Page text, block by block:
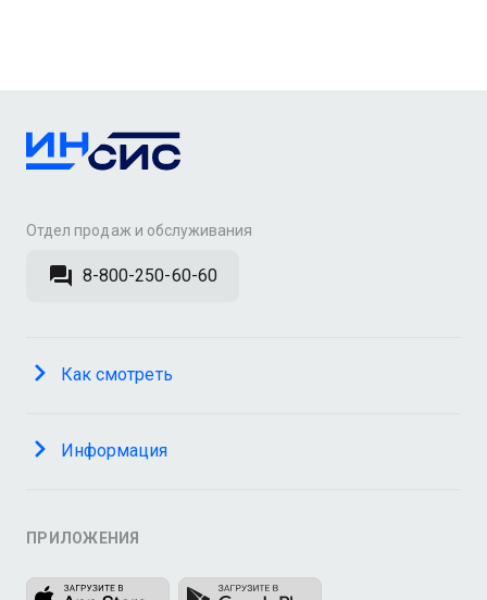
Отдел продаж и обслуживания
8-800-250-60-60
Как смотреть
Информация
ПРИЛОЖЕНИЯ